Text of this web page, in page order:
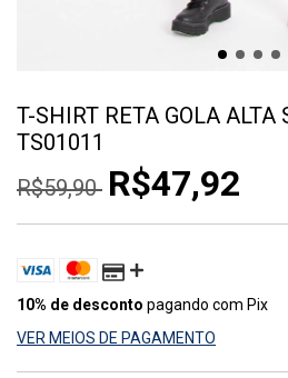
T-SHIRT RETA GOLA ALTA
TS01011
R$59,90 R$47,92
10% de desconto pagando com Pix
VER MEIOS DE PAGAMENTO